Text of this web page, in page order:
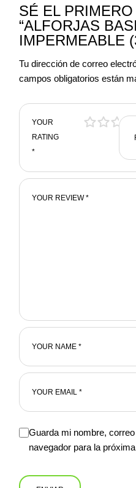
SÉ EL
“ALFORJAS
IMPERMEABLE
Tu dirección de correo
campos obligatorios están
YOUR
RATING
*
Guarda mi nombre,
navegador para la